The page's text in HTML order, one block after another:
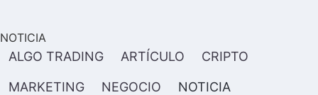
NOTICIA
ALGO TRADING ARTÍCULO CRIPTO
MARKETING NEGOCIO NOTICIA